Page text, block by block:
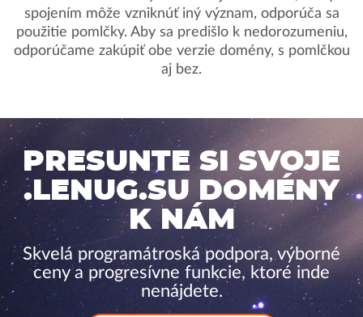
spojením môže vzniknúť iný význam, odporúča sa
použitie pomlčky. Aby sa predišlo k nedorozumeniu,
odporúčame zakúpiť obe verzie domény, s pomlčkou
aj bez.
PRESUNTE SI SVOJE
.LENUG.SU DOMÉNY
K NÁM
Skvelá programátroská podpora, výborné
ceny a progresívne funkcie, ktoré inde
nenájdete.